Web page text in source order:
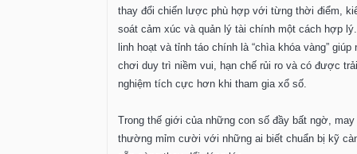
thay đổi chiến lược phù hợp với từng thời điểm,
soát cảm xúc và quản lý tài chính một cách hợp
linh hoạt và tỉnh táo chính là “chìa khóa vàng” giúp
chơi duy trì niềm vui, hạn chế rủi ro và có được trải
nghiệm tích cực hơn khi tham gia xổ số.
Trong thế giới của những con số đầy bất ngờ, may
thường mỉm cười với những ai biết chuẩn bị kỹ